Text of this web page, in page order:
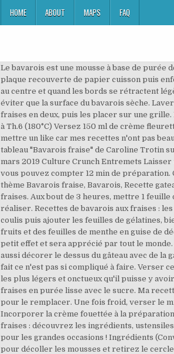
HOME ABOUT MAPS FAQ
Le bavarois est une mousse à base de purée de fruits additionnée de gélatine et de crème fouettée. Verser la préparation dans le cercle de 26 cm posé sur une plaque recouverte de papier cuisson puis enfourner 10 à 15 min dans un four préalablement préchauffé à 180 °C (la génoise est cuite quand elle est blonde, souple au centre et quand les bords se rétractent légèrement). € € € Moyen. Ôtez la gousse après 5 minutes d'infusion. 8 pers. Renverser une assiette sur le moule pour éviter que la surface du bavarois sèche. Laver les fraises, réserver 6 fraises pour la décoration, placer le reste dans un mixeur. Laver, équeté, et couper les 6 fraises en deux, puis les placer sur une grille. Recette bavarois aux fraises : découvrez les ingrédients, ustensiles et étapes de préparation Préchauffez votre four à Th.6 (180°C) Versez 150 ml de crème fleurette dans un saladier, 150 ml dans un autre et placez-les au réfrigérateur. Si vous aimez ma recette n'hésitez pas à mettre un like car mes recettes n'ont pas beaucoup de sucés. Description Pâtisserie individuelle: Bavarois Citron Fraise Chocolat Blanc. 2020 - Découvrez le tableau "Bavarois fraise" de Caroline Trotin sur Pinterest. Ne pas remplir complètement le cercle, laisser 3 à 4 milimètre du haut, puis le placer 3 heures au frais. 1 mars 2019 Culture Crunch Entremets Laisser un commentaire. La meilleure recette de Bavarois fraise! Pour cette recette de Bavarois fraises et chocolat blanc , vous pouvez compter 12 min de préparation. Cette crème à base de jaunes d'oeufs et de gélatine se bonifie au frais. Ajouter à mes favoris. Voir plus d'idées sur le thème Bavarois fraise, Bavarois, Recette gateau fraise. Pressez le jus de citron. Mixez 400 g de fraises avec les feuilles de menthe. PRÊT EN . Ajoutez le coulis de fraises. Aux bout de 3 heures, mettre 1 feuille de gélatine dans de l'eau bien froide pendant 10 minutes. Le bavarois est un irrésistible entremet très simple à réaliser. Recettes de bavarois aux fraises : les recettes les mieux notées proposées par les internautes et approuvées par les chefs de 750g. Chauffer un peu le coulis puis ajouter les feuilles de gélatines, bien mélanger. Ses variantes sont multiples et sa présentation très agréable à l'?il. Elle peut être servie avec quelques fruits et des feuilles de menthe en guise de décoration. cedel39. Cuisiner, mijoter, cuir et ou bouillir bavarois aux fraises avec Monsieur Cuisine. Il fera toujours son petit effet et sera apprécié par tout le monde. Ajouter ensuite la pincée de sel et la farine. Pour le biscuit : Beurrez et farinez un moule à manqué. Vous pouvez aussi décorer le dessus du gâteau avec de la ganache au chocolat blanc. Verser la préparation dans un cul de poule et laisser la température descendre à 25°C. en fait ce n'est pas si compliqué à faire. Verser ce